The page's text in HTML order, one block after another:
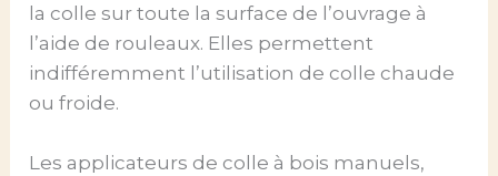
la colle sur toute la surface de l’ouvrage à
l’aide de rouleaux. Elles permettent
indifféremment l’utilisation de colle chaude
ou froide.
Les applicateurs de colle à bois manuels,